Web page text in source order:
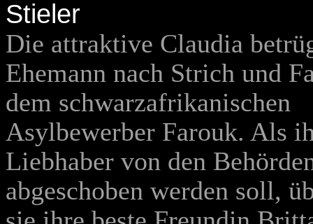
Stieler
Die attraktive Claudia
Ehemann nach Strich und
dem schwarzafrikanischen
Asylbewerber Farouk. Als
Liebhaber von den
abgeschoben werden soll,